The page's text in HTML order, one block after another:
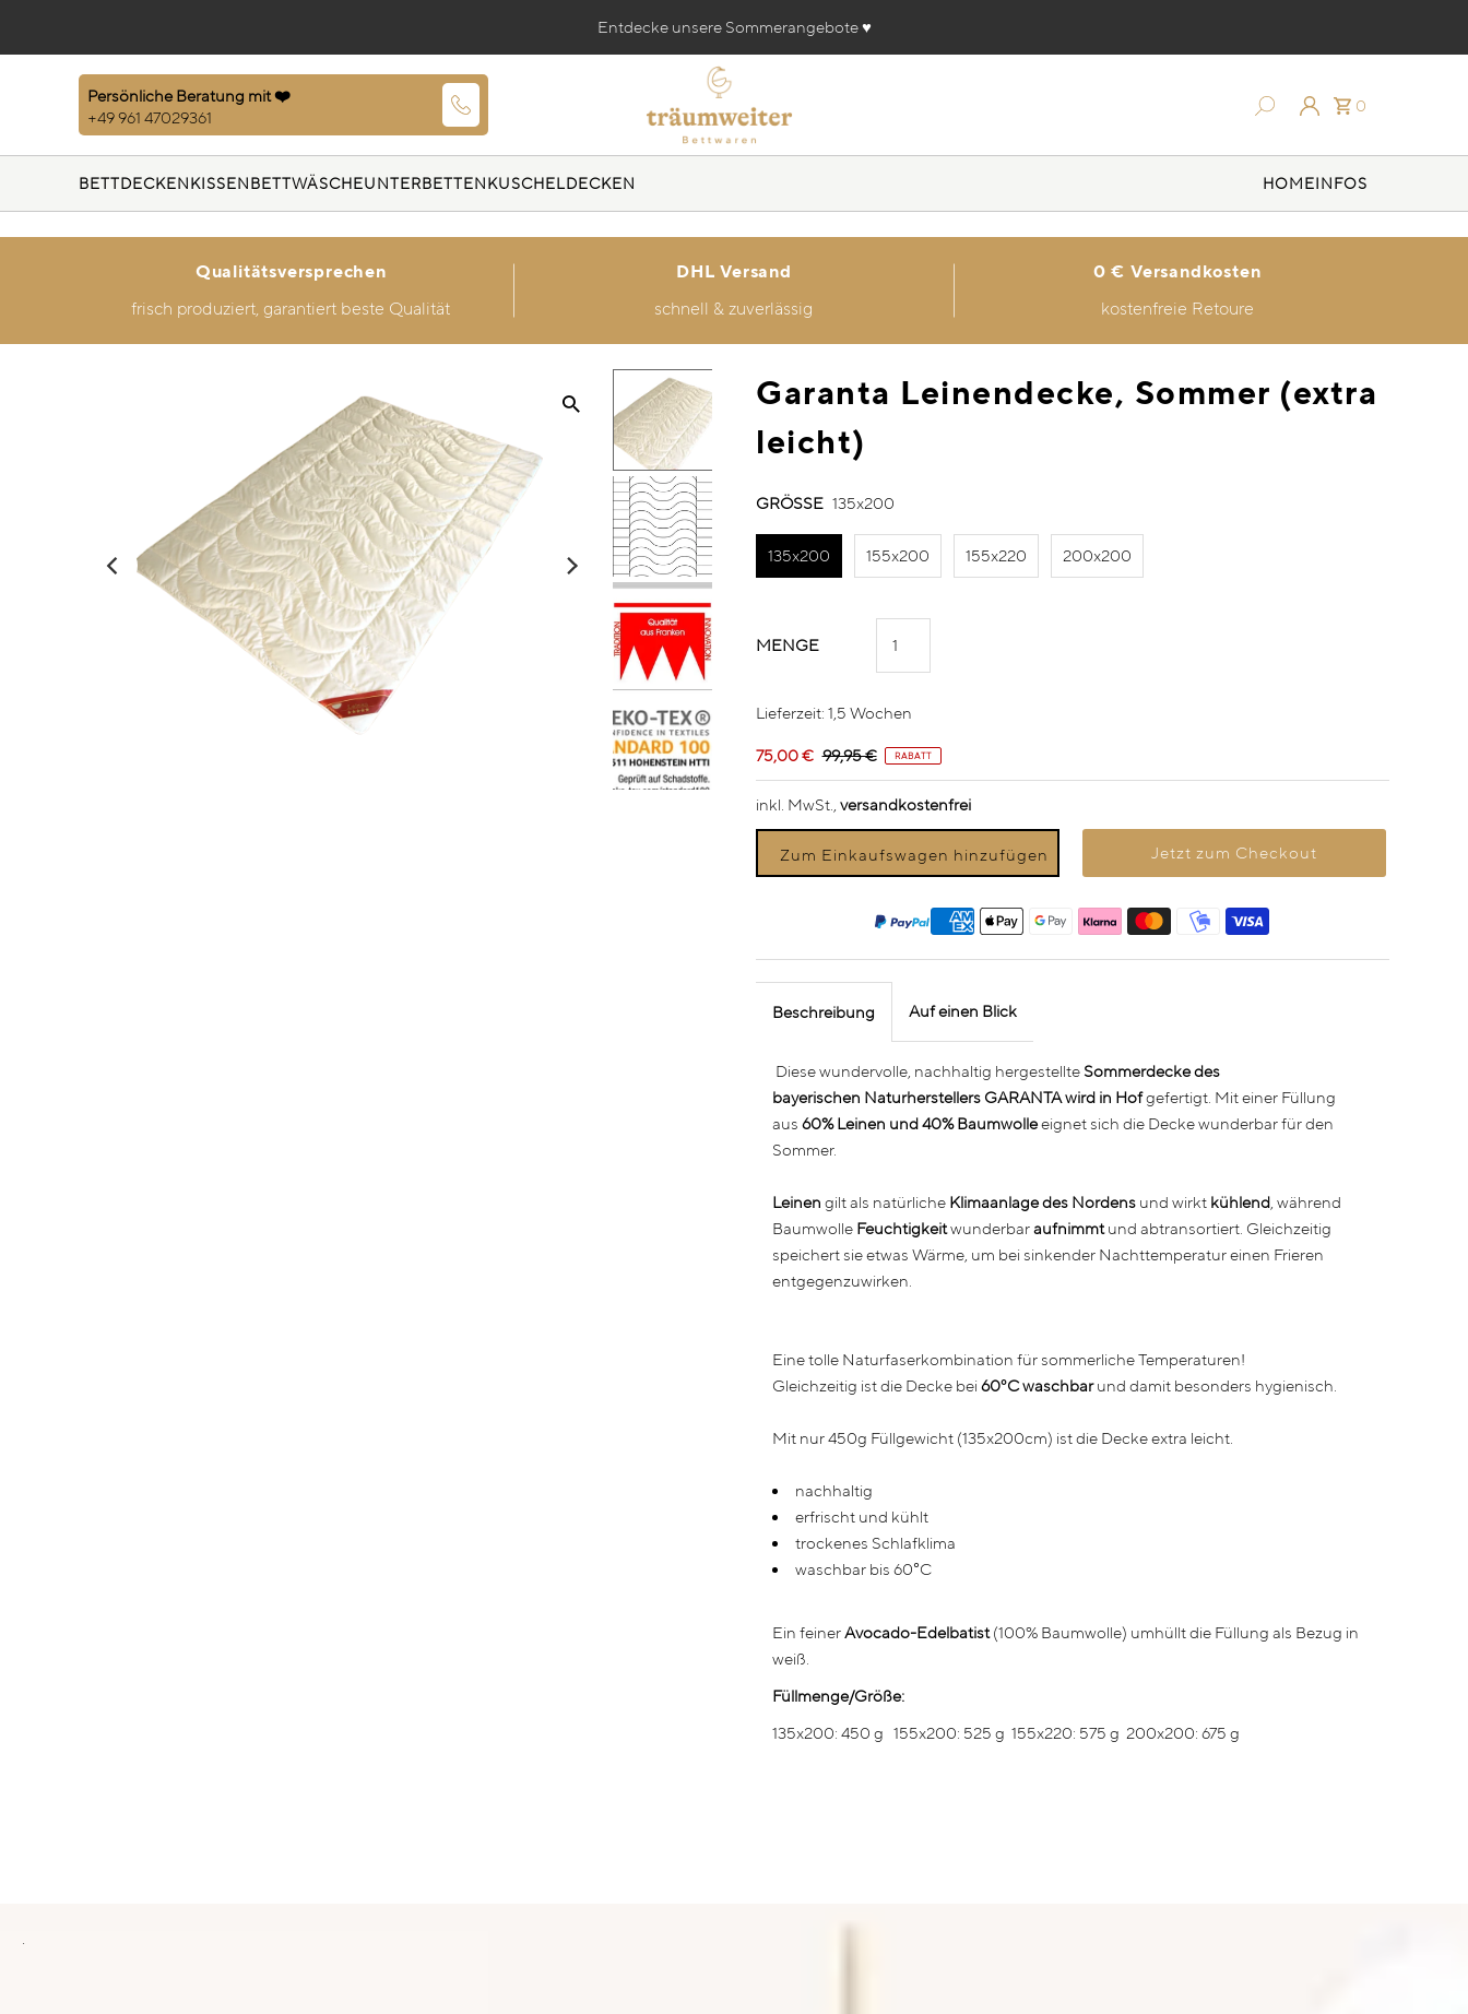
Entdecke unsere Sommerangebote ♥️
Persönliche Beratung mit ❤️
+49 961 47029361
0
BETTDECKENKISSENBETTWÄSCHEUNTERBETTENKUSCHELDECKEN HOMEINFOS
Qualitätsversprechen
frisch produziert, garantiert beste Qualität
DHL Versand
schnell & zuverlässig
0 € Versandkosten
kostenfreie Retoure
Garanta Leinendecke, Sommer (extra
leicht)
GRÖSSE 135x200
135x200 155x200 155x220 200x200
MENGE
Lieferzeit: 1,5 Wochen
75,00 € 99,95 € RABATT
inkl. MwSt.,versandkostenfrei
Jetzt zum Checkout
Beschreibung Auf einen Blick
Diese wundervolle, nachhaltig hergestellteSommerdecke des
bayerischen Naturherstellers GARANTA wird in Hofgefertigt. Mit einer Füllung
aus60% Leinen und 40% Baumwolleeignet sich die Decke wunderbar für den
Sommer.
Leinengilt als natürlicheKlimaanlage des Nordensund wirktkühlend, während
BaumwolleFeuchtigkeitwunderbaraufnimmtund abtransortiert. Gleichzeitig
speichert sie etwas Wärme, um bei sinkender Nachttemperatur einen Frieren
entgegenzuwirken.
Eine tolle Naturfaserkombination für sommerliche Temperaturen!
Gleichzeitig ist die Decke bei60°C waschbarund damit besonders hygienisch.
Mit nur 450g Füllgewicht (135x200cm) ist die Decke extra leicht.
nachhaltig
erfrischt und kühlt
trockenes Schlafklima
waschbar bis 60°C
Ein feinerAvocado-Edelbatist(100% Baumwolle) umhüllt die Füllung als Bezug in
weiß.
Füllmenge/Größe:
135x200: 450 g 155x200: 525 g 155x220: 575 g 200x200: 675 g
.